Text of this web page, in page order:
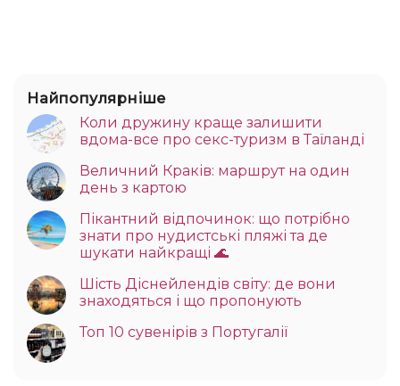
Найпопулярніше
Коли дружину краще залишити
вдома-все про секс-туризм в Таїланді
Величний Краків: маршрут на один
день з картою
Пікантний відпочинок: що потрібно
знати про нудистські пляжі та де
шукати найкращі 🌊
Шість Діснейлендів світу: де вони
знаходяться і що пропонують
Топ 10 сувенірів з Португалії